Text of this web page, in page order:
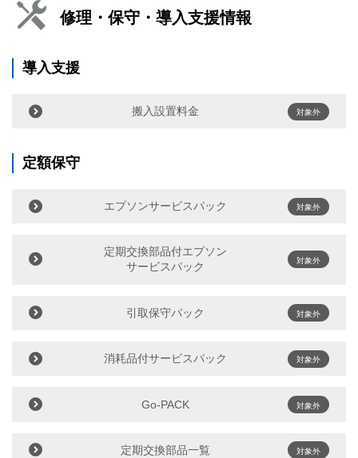
修理・保守・導入支援情報
導入支援
搬入設置料金 対象外
定額保守
エプソンサービスパック 対象外
定期交換部品付エプソン
サービスパック
対象外
引取保守パック 対象外
消耗品付サービスパック 対象外
Go-PACK 対象外
定期交換部品一覧 対象外